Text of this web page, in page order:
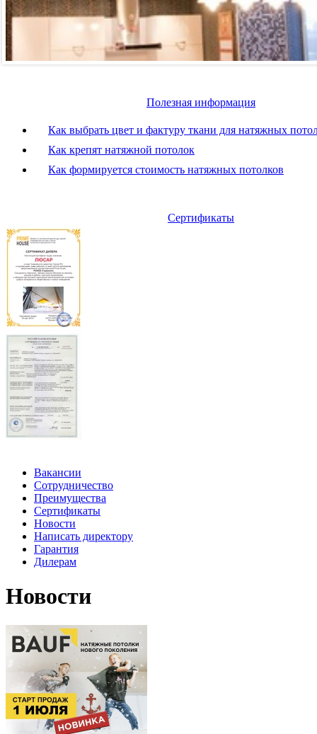
Полезная информация
Как выбрать цвет и фактуру ткани для натяжных
Как крепят натяжной потолок
Как формируется стоимость натяжных потолков
Сертификаты
Вакансии
Сотрудничество
Преимущества
Сертификаты
Новости
Написать директору
Гарантия
Дилерам
Новости